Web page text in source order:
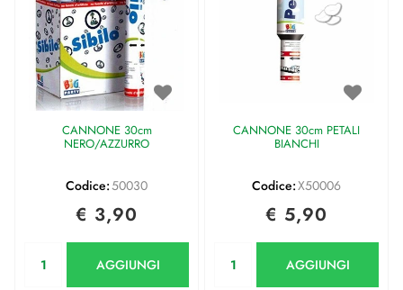
CANNONE 30cm
NERO/AZZURRO
Codice:50030
€ 3,90
AGGIUNGI
CANNONE 30cm PETALI
BIANCHI
Codice:X50006
€ 5,90
AGGIUNGI